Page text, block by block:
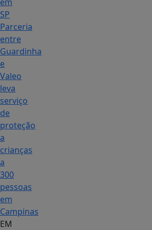
SP
Parceria
entre
Guardinha
e
Valeo
leva
serviço
de
proteção
a
crianças
a
300
pessoas
em
Campinas
EM